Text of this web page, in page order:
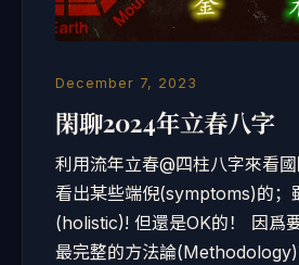
December 7, 2023
閑聊2024年立春八字
利用流年立春@四柱八字來看
看出某些端倪(symptoms)的；
(holistic)! 但還是OK的！ 因爲
最完整的方法論